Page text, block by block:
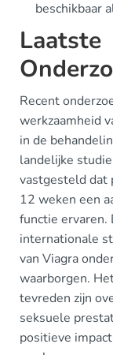
beschikbaar
Laatste
Recent
werkzaamheid
in de
landelijke
vastgesteld dat
12 weken een
functie ervaren.
internationale
van Viagra
waarborgen.
tevreden zijn
seksuele
positieve